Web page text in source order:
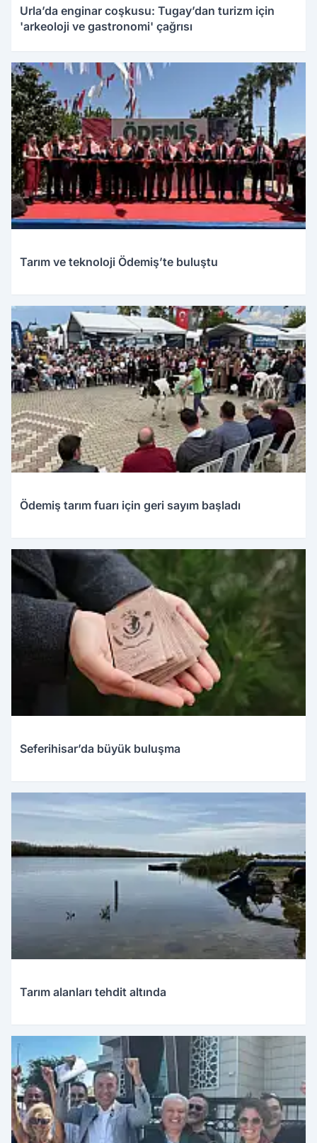
Urla’da enginar coşkusu: Tugay’dan turizm için
'arkeoloji ve gastronomi' çağrısı
Tarım ve teknoloji Ödemiş’te buluştu
Ödemiş tarım fuarı için geri sayım başladı
Seferihisar’da büyük buluşma
Tarım alanları tehdit altında